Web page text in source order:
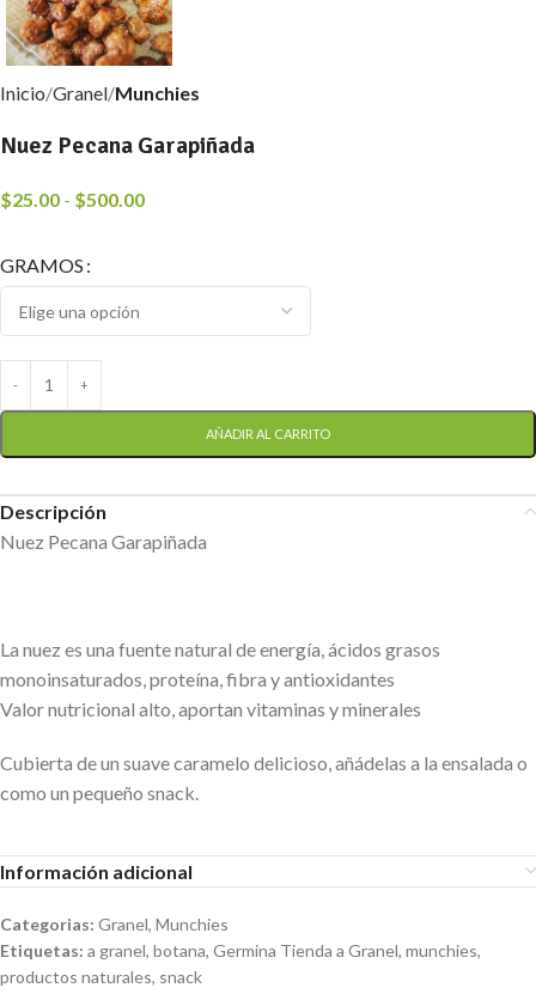
Inicio Granel Munchies
Nuez Pecana Garapiñada
$25.00 - $500.00
GRAMOS
AÑADIR AL CARRITO
Descripción
Nuez Pecana Garapiñada
La nuez es una fuente natural de energía, ácidos grasos
monoinsaturados, proteína, fibra y antioxidantes
Valor nutricional alto, aportan vitaminas y minerales
Cubierta de un suave caramelo delicioso, añádelas a la ensalada o
como un pequeño snack.
Información adicional
Categorias: Granel, Munchies
Etiquetas: a granel, botana, Germina Tienda a Granel, munchies,
productos naturales, snack